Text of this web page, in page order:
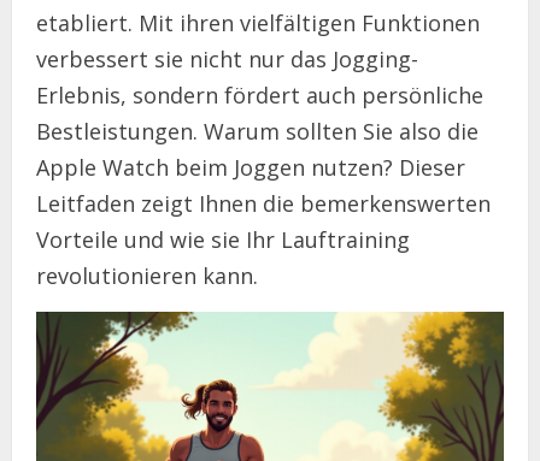
etabliert. Mit ihren vielfältigen Funktionen
verbessert sie nicht nur das Jogging-
Erlebnis, sondern fördert auch persönliche
Bestleistungen. Warum sollten Sie also die
Apple Watch beim Joggen nutzen? Dieser
Leitfaden zeigt Ihnen die bemerkenswerten
Vorteile und wie sie Ihr Lauftraining
revolutionieren kann.